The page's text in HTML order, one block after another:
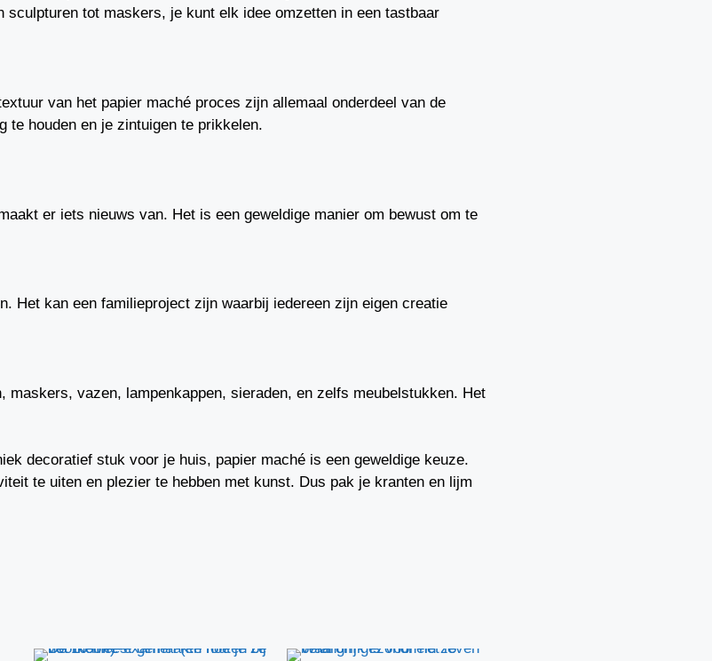
tot maskers, je kunt elk idee omzetten in een tastbaar
van het papier maché proces zijn allemaal onderdeel van de
te houden en je zintuigen te prikkelen.
er iets nieuws van. Het is een geweldige manier om bewust om te
Het kan een familieproject zijn waarbij iedereen zijn eigen creatie
vazen, lampenkappen, sieraden, en zelfs meubelstukken. Het
decoratief stuk voor je huis, papier maché is een geweldige keuze.
te uiten en plezier te hebben met kunst. Dus pak je kranten en lijm